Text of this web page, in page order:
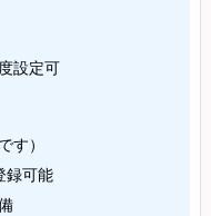
設定可
す）
録可能